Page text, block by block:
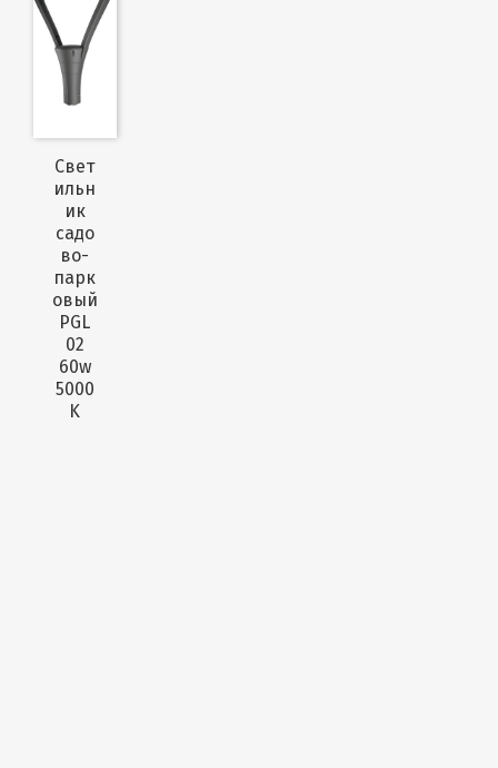
Свет
ильн
ик
садо
во-
парк
овый
PGL
02
60w
5000
K